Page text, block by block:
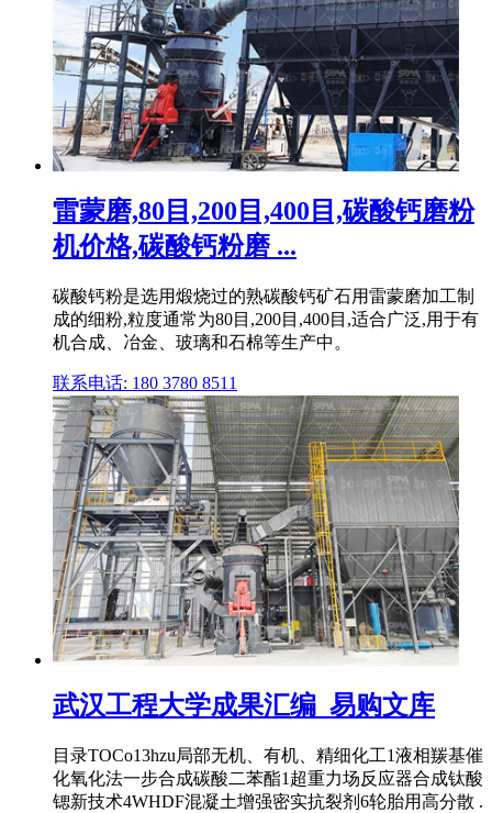
雷蒙磨,80目,200目,400目,碳酸钙磨粉
机价格,碳酸钙粉磨 ...
碳酸钙粉是选用煅烧过的熟碳酸钙矿石用雷蒙磨加工制
成的细粉,粒度通常为80目,200目,400目,适合广泛,用于有
机合成、冶金、玻璃和石棉等生产中。
联系电话: 180 3780 8511
武汉工程大学成果汇编_易购文库
目录TOCo13hzu局部无机、有机、精细化工1液相羰基催
化氧化法一步合成碳酸二苯酯1超重力场反应器合成钛酸
锶新技术4WHDF混凝土增强密实抗裂剂6轮胎用高分散 .